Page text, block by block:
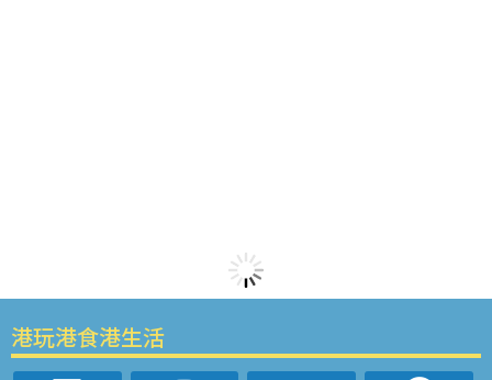
港玩港食港生活